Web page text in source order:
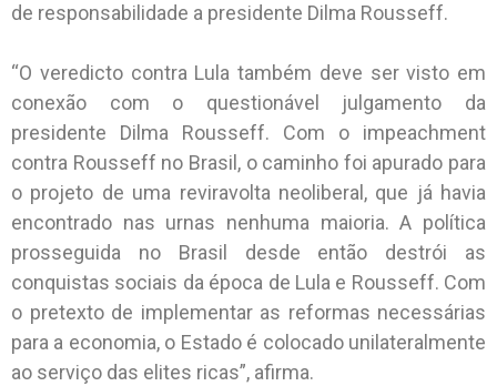
de responsabilidade a presidente Dilma Rousseff.
“O veredicto contra Lula também deve ser visto em
conexão com o questionável julgamento da
presidente Dilma Rousseff. Com o impeachment
contra Rousseff no Brasil, o caminho foi apurado para
o projeto de uma reviravolta neoliberal, que já havia
encontrado nas urnas nenhuma maioria. A política
prosseguida no Brasil desde então destrói as
conquistas sociais da época de Lula e Rousseff. Com
o pretexto de implementar as reformas necessárias
para a economia, o Estado é colocado unilateralmente
ao serviço das elites ricas”, afirma.